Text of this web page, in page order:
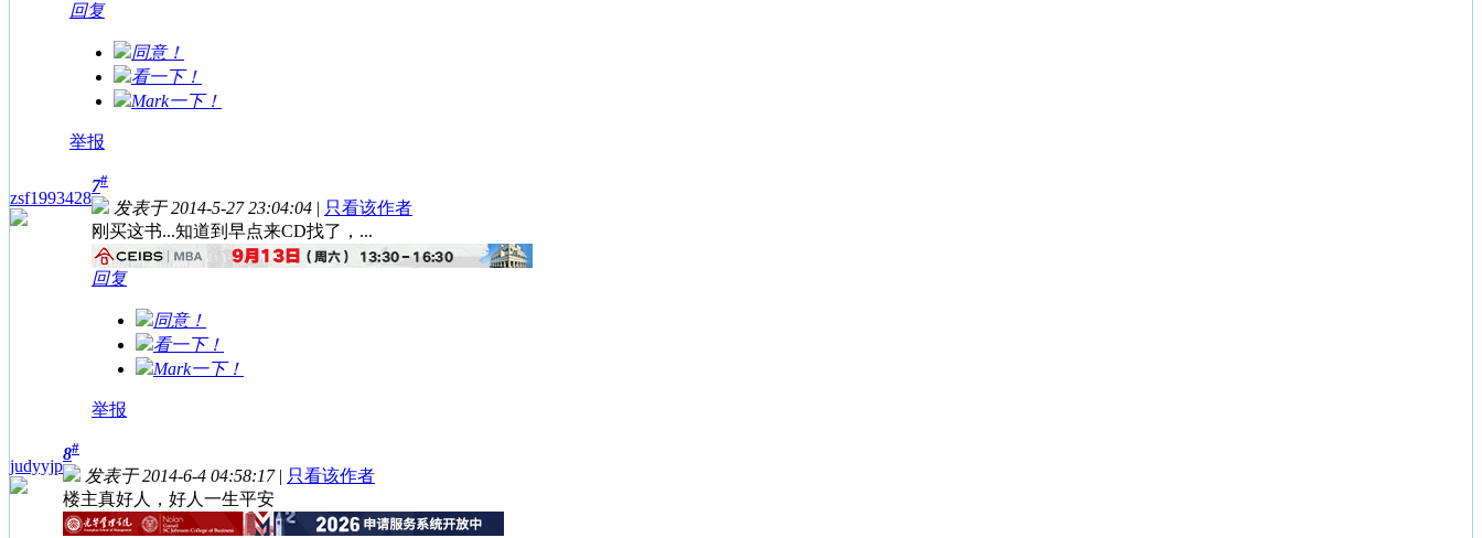
回复
同意！
看一下！
Mark一下！
举报
zsf1993428
7#
发表于 2014-5-27 23:04:04 | 只看该作者
刚买这书...知道到早点来CD找了，...
回复
同意！
看一下！
Mark一下！
举报
judyyjp
8#
发表于 2014-6-4 04:58:17 | 只看该作者
楼主真好人，好人一生平安